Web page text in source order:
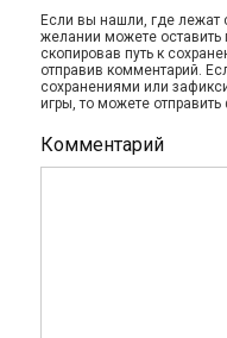
Если вы нашли, где лежат
желании можете оставить
скопировав путь к
отправив комментарий.
сохранениями или
игры, то можете
Комментарий